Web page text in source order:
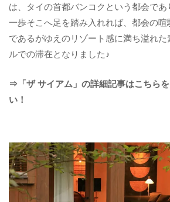
は、タイの首都バンコクという都会であ
一歩そこへ足を踏み入れれば、都会の
であるがゆえのリゾート感に満ち溢れ
ルでの滞在となりました♪
⇒「ザ サイアム」の詳細記事はこちら
い！